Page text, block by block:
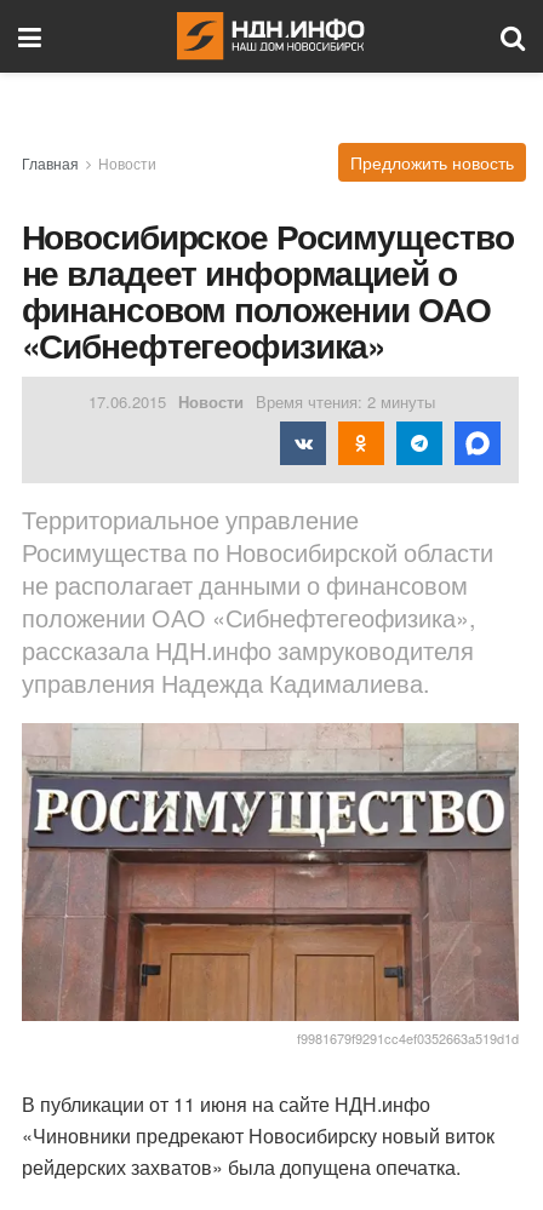
Главная Новости Предложить новость
Новосибирское Росимущество
не владеет информацией о
финансовом положении ОАО
«Сибнефтегеофизика»
17.06.2015 Новости Время чтения: 2 минуты
Территориальное управление
Росимущества по Новосибирской области
не располагает данными о финансовом
положении ОАО «Сибнефтегеофизика»,
рассказала НДН.инфо замруководителя
управления Надежда Кадималиева.
f9981679f9291cc4ef0352663a519d1d
В публикации от 11 июня на сайте НДН.инфо
«Чиновники предрекают Новосибирску новый виток
рейдерских захватов» была допущена опечатка.